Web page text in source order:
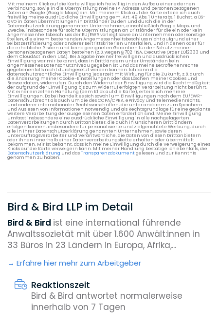
Mit meinem Klick auf die Karte willige ich freiwillig in den Aufbau einer externen
Verbindung, sowie in die Übermittlung meine IP-Adresse und personenbezogenen
Daten an Google (Google Maps) ein. Mit meinem Klick auf die Karte erteile ich auch
freiwillig meine ausdrückliche Einwilligung gem. Art. 49 Abs. 1 Unterabs. 1 Buchst. a DS-
GVO in Datenübermittlungen in Drittländer zu den und durch die in der
Datenschutzerklärung genannten Unternehmen, einschließlich Google Maps, und
Zwecke, insbesondere für solche Übermittlungen an Drittländer für die ein oder kein
Angemessenheitsbeschluss der EU/EWR vorliegt sowie an Unternehmen oder sonstige
Stellen, die einem bestehenden Angemessenheitsbeschluss nicht aufgrund einer
Selbstzertifizierung oder anderer Beitrittskriterien unterfallen, und in denen oder für
die erhebliche Risiken und keine geeigneten Garantien für den Schutz meiner
personenbezogenen Daten bestehen (z.B. wegen § 702 FISA, Executive Order EO12333 und
dem CloudAct in den USA). Bei Abgabe meiner freiwilligen und ausdrücklichen
Einwilligung war mir bekannt, dass in Drittländern unter Umständen kein
angemessenes Datenschutzniveau gegeben ist und das meine Betroffenenrechte
gegebenenfalls nicht durchgesetzt werden können. Ich kann die
datenschutzrechtliche Einwilligung jederzeit mit Wirkung für die Zukunft, z.B. durch
die Änderung meiner Cookie-Einstellungen oder das Löschen meiner Cookies und
Browserdaten, widerrufen. Durch den Widerruf der Einwilligung wird die Rechtmäßigkeit
der aufgrund der Einwilligung bis zum Widerruf erfolgten Verarbeitung nicht berührt.
Mit einer einzelnen Handlung (dem Klick auf die Karte), erteile ich mehrere
Einwilligungen. Dabei handelt es sich sowohl um Einwilligungen nach dem EU/EWR-
Datenschutzrecht als auch um die des CCPA/CPRA, ePrivacy und Telemedienrechts,
und anderer internationaler Rechtsvorschriften, die unter anderem zum Speichern
und Auslesen von Informationen notwendig und als Rechtsgrundlage für eine geplante
weitere Verarbeitung der ausgelesenen Daten erforderlich sind. Meine Einwilligung
umfasst insbesondere eine ausdrückliche Einwilligung in alle nachgelagerten
Datenverarbeitungen durch Drittanbieter, die auch in unsicheren Drittländern
erfolgen können, insbesondere für personalisierte und zielgerichtete Werbung, durch
alle in ihrer Datenschutzerklärung genannten Unternehmen, sowie deren
Unterauftragsverarbeiter und Verantwortliche, die Daten von diesen Drittanbietern
oder ihnen innerhalb einer Datenverarbeitungskette erhalten oder übermittelt
bekommen. Mir ist bekannt, dass ich meine Einwilligung durch die Verweigerung eines
Klicks auf die Karte verweigern kann. Mit meiner Handlung bestätige ich ebenfalls, die
Datenschutzerklärung und dasTransparenzdokumentgelesen und zur Kenntnis
genommen zu haben.
Bird & Bird LLP im Detail
Bird & Bird ist eine international führende
Anwaltssozietät mit über 1.600 Anwält:innen in
33 Büros in 23 Ländern in Europa, Afrika,...
Erfahre hier mehr zum Arbeitgeber
Reaktionszeit
Bird & Bird antwortet normalerweise
innerhalb von 7 Tagen